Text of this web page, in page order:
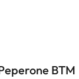
BTM